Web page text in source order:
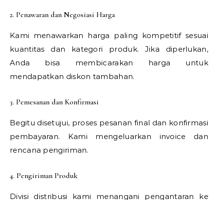
2. Penawaran dan Negosiasi Harga
Kami menawarkan harga paling kompetitif sesuai
kuantitas dan kategori produk. Jika diperlukan,
Anda bisa membicarakan harga untuk
mendapatkan diskon tambahan.
3. Pemesanan dan Konfirmasi
Begitu disetujui, proses pesanan final dan konfirmasi
pembayaran. Kami mengeluarkan invoice dan
rencana pengiriman.
4. Pengiriman Produk
Divisi distribusi kami menangani pengantaran ke